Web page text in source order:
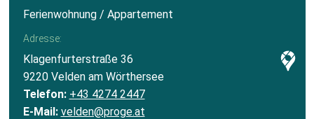
Ferienwohnung / Appartement
Adresse:
Klagenfurterstraße 36
9220 Velden am Wörthersee
Telefon: +43 4274 2447
E-Mail: velden@proge.at